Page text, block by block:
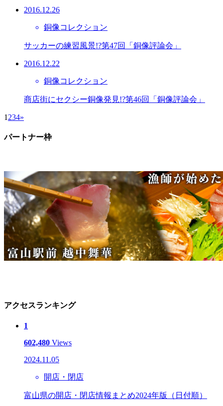
2016.12.26
銅像コレクション
サッカーの練習風景!?第47回「銅像評論会」
2016.12.22
銅像コレクション
商店街にセクシー銅像発見!?第46回「銅像評論会」
1 234»
パートナー枠
アクセスランキング
1
602,480 Views
2024.11.05
開店・閉店
富山県の開店・閉店情報まとめ2024年版（日付順）